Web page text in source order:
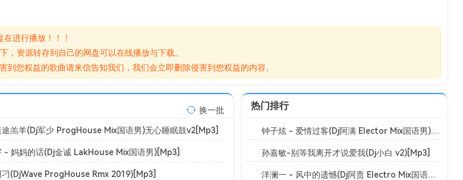
进行播放！！！
资源转存到自己的网盘可以在线播放与下载。
您权益的歌曲请来信告知我们，我们会立即删除侵害到您权益的内容。
换一批
羔羊(Dj军少 ProgHouse Mix国语男)无心睡眠鼓v2[Mp3]
- 妈妈的话(Dj金诚 LakHouse Mix国语男)[Mp3]
(DjWave ProgHouse Rmx 2019)[Mp3]
热门排行
钟子炫 - 爱情过客(Dj阿满 Elector Mix国语男)[Mp3]
孙嘉敏-别等我离开才说爱我(Dj小白 v2)[Mp3]
洋澜一 - 风中的遗憾(Dj阿贵 Electro Mix国语女)[Mp3]